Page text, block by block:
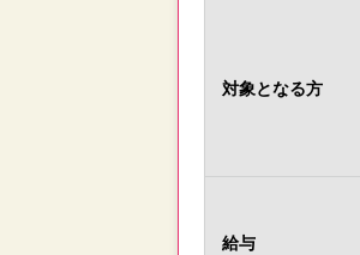
対象となる方
給与